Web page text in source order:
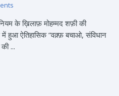
के ख़िलाफ़ मोहम्मद शफ़ी की
में हुआ ऐतिहासिक “वक़्फ़ बचाओ, संविधान
...